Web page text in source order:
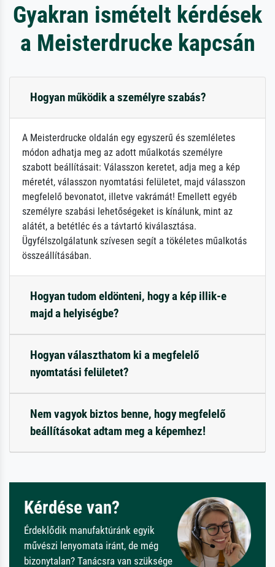
Gyakran ismételt kérdések
a Meisterdrucke kapcsán
Hogyan működik a személyre szabás?
A Meisterdrucke oldalán egy egyszerű és szemléletes
módon adhatja meg az adott műalkotás személyre
szabott beállításait: Válasszon keretet, adja meg a kép
méretét, válasszon nyomtatási felületet, majd válasszon
megfelelő bevonatot, illetve vakrámát! Emellett egyéb
személyre szabási lehetőségeket is kínálunk, mint az
alátét, a betétléc és a távtartó kiválasztása.
Ügyfélszolgálatunk szívesen segít a tökéletes műalkotás
összeállításában.
Hogyan tudom eldönteni, hogy a kép illik-e
majd a helyiségbe?
Hogyan választhatom ki a megfelelő
nyomtatási felületet?
Nem vagyok biztos benne, hogy megfelelő
beállításokat adtam meg a képemhez!
Kérdése van?
Érdeklődik manufaktúránk egyik
művészi lenyomata iránt, de még
bizonytalan? Tanácsra van szüksége